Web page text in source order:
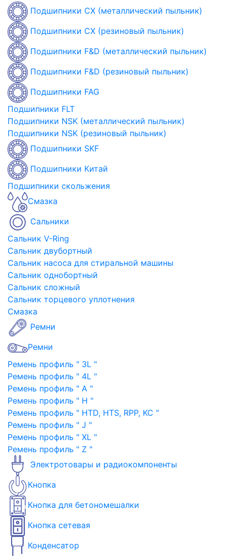
Подшипники CX (металлический пыльник)
Подшипники CX (резиновый пыльник)
Подшипники F&D (металлический пыльник)
Подшипники F&D (резиновый пыльник)
Подшипники FAG
Подшипники FLT
Подшипники NSK (металлический пыльник)
Подшипники NSK (резиновый пыльник)
Подшипники SKF
Подшипники Китай
Подшипники скольжения
Смазка
Сальники
Сальник V-Ring
Сальник двубортный
Сальник насоса для стиральной машины
Сальник однобортный
Сальник сложный
Сальник торцевого уплотнения
Смазка
Ремни
Ремни
Ремень профиль " 3L "
Ремень профиль " 4L "
Ремень профиль " A "
Ремень профиль " H "
Ремень профиль " HTD, HTS, RPP, KC "
Ремень профиль " J "
Ремень профиль " XL "
Ремень профиль " Z "
Электротовары и радиокомпоненты
Кнопка
Кнопка для бетономешалки
Кнопка сетевая
Конденсатор